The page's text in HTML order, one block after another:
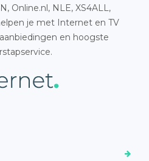
Online.nl, NLE, XS4ALL,
je met Internet en TV
en hoogste